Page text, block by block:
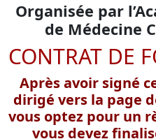
Organisée par
de Médecine
CONTRAT DE
Après avoir signé
dirigé vers la page
vous optez pour un
vous devez